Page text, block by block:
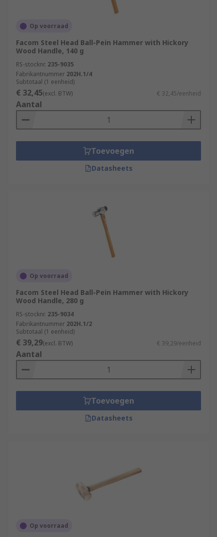
Op voorraad
Facom Steel Head Ball-Pein Hammer with Hickory
Wood Handle, 140 g
RS-stocknr. 235-9035
Fabrikantnummer 202H.1/4
Subtotaal (1 eenheid)
€ 32,45(excl. BTW) € 32,45/eenheid
Aantal
Toevoegen
Datasheets
Op voorraad
Facom Steel Head Ball-Pein Hammer with Hickory
Wood Handle, 280 g
RS-stocknr. 235-9034
Fabrikantnummer 202H.1/2
Subtotaal (1 eenheid)
€ 39,29(excl. BTW) € 39,29/eenheid
Aantal
Toevoegen
Datasheets
Op voorraad